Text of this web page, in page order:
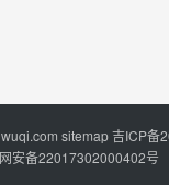
sitemap吉ICP备
网安备22017302000402号